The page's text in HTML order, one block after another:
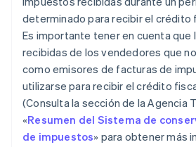
determinado para recibir el crédito
Es importante tener en cuenta que
recibidas de los vendedores que
como emisores de facturas de
utilizarse para recibir el crédito
(Consulta la sección de la Agencia
«Resumen del Sistema de
de impuestos» para obtener más